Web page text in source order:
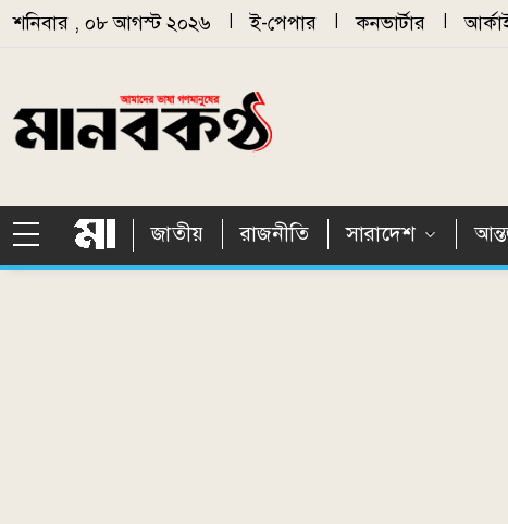
Skip to main content
শনিবার , ০৮ আগস্ট ২০২৬ ই-পেপার কনভার্টার
জাতীয় রাজনীতি সারাদেশ